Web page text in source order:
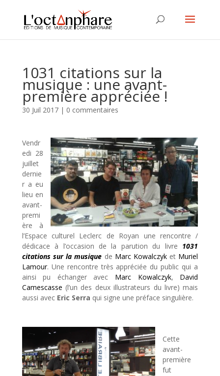
1031 citations sur la
musique : une avant-
première appréciée !
30 Juil 2017| 0 commentaires
Vendr
edi 28
juillet
dernie
r a eu
lieu en
avant-
premi
ère à
l’Espace culturel Leclerc de Royan une rencontre /
dédicace à l’occasion de la parution du livre 1031
citations sur la musique de Marc Kowalczyket Muriel
Lamour. Une rencontre très appréciée du public qui a
ainsi pu échanger avec Marc Kowalczyk, David
Camescasse (l’un des deux illustrateurs du livre) mais
aussi avec Eric Serra qui signe une préface singulière.
Cette
avant-
première
fut